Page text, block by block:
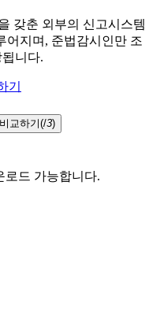
갖춘 외부의 신고시스템
어지며, 준법감시인만 조
니다.
기
비교하기(/3)
로드 가능합니다.